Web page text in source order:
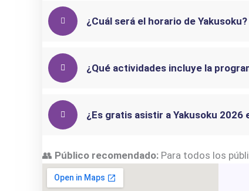
¿Cuál será el horario de Yakusoku?
¿Qué actividades incluye la
¿Es gratis asistir a Yakusoku 2026
👥 Público recomendado: Para todos los